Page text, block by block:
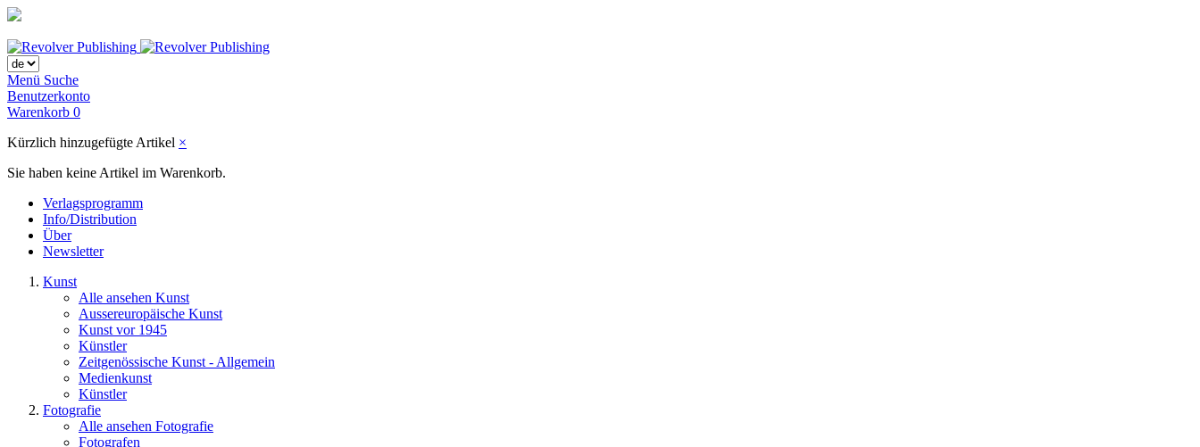
Menü Suche
Benutzerkonto
Warenkorb 0
Kürzlich hinzugefügte Artikel ×
Sie haben keine Artikel im Warenkorb.
Verlagsprogramm
Info/Distribution
Über
Newsletter
Kunst
Alle ansehen Kunst
Aussereuropäische Kunst
Kunst vor 1945
Künstler
Zeitgenössische Kunst - Allgemein
Medienkunst
Künstler
Fotografie
Alle ansehen Fotografie
Fotografen